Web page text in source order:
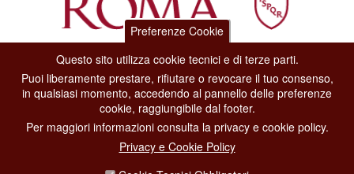
Dipartimento Grandi Eventi, Sport, Turismo e Moda.
Via di San Basilio, 51
00187 Roma
CONTACT CENTER TEL. 06 06 08
CONTATTA LA REDAZIONE
Preferenze Cookie
Questo sito utilizza cookie tecnici e di terze parti.
Puoi liberamente prestare, rifiutare o revocare il tuo consenso,
in qualsiasi momento, accedendo al pannello delle preferenze
cookie, raggiungibile dal footer.
Per maggiori informazioni consulta la privacy e cookie policy.
Privacy e Cookie Policy